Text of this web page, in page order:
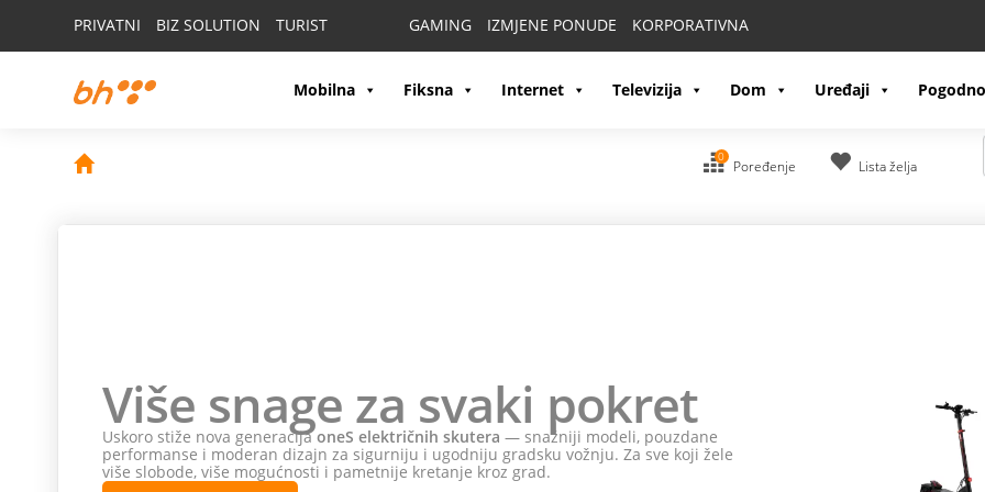
PRIVATNI BIZ SOLUTION TURIST GAMING IZMJENE PONUDE KORPORATIVNA
Mobilna Fiksna Internet Televizija Dom Uređaji
0
Poređenje Lista želja
Više snage za svaki pokret
Uskoro stiže nova generacijaoneS električnih skutera — snažniji modeli, pouzdane
performanse i moderan dizajn za sigurniju i ugodniju gradsku vožnju. Za sve koji žele
više slobode, više mogućnosti i pametnije kretanje kroz grad.